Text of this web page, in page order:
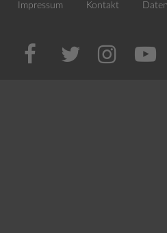
Impressum Kontakt